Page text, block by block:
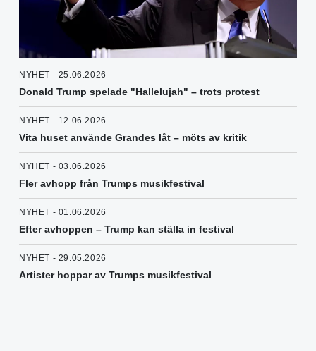
NYHET - 25.06.2026
Donald Trump spelade "Hallelujah" – trots protest
NYHET - 12.06.2026
Vita huset använde Grandes låt – möts av kritik
NYHET - 03.06.2026
Fler avhopp från Trumps musikfestival
NYHET - 01.06.2026
Efter avhoppen – Trump kan ställa in festival
NYHET - 29.05.2026
Artister hoppar av Trumps musikfestival